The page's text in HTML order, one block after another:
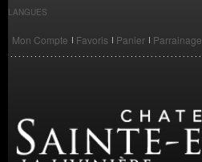
LANGUES
Mon Compte Favoris Panier Parrainage